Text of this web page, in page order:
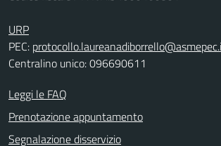
URP
PEC:
Centralino unico: 096690611
Leggi le FAQ
Prenotazione appuntamento
Segnalazione disservizio